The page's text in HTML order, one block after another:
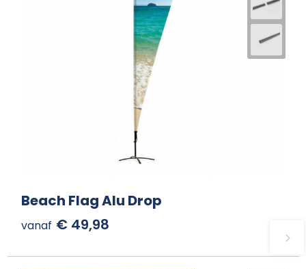
Beach Flag Alu Drop
vanaf € 49,98